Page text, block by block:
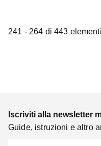
241 - 264 di 443 elementi
Iscriviti alla newsletter
Guide, istruzioni e altro